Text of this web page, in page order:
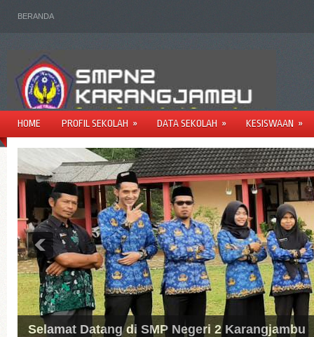
BERANDA
HOME PROFIL SEKOLAH » DATA SEKOLAH » KESISWAAN »